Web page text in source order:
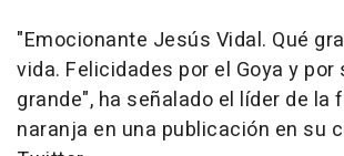
"Emocionante Jesús Vidal. Qué
vida. Felicidades por el Goya y por
grande", ha señalado el líder de la
naranja en una publicación en su